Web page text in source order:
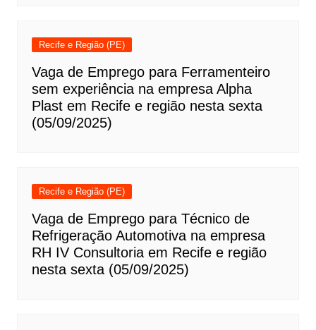
Recife e Região (PE)
Vaga de Emprego para Ferramenteiro
sem experiência na empresa Alpha
Plast em Recife e região nesta sexta
(05/09/2025)
Recife e Região (PE)
Vaga de Emprego para Técnico de
Refrigeração Automotiva na empresa
RH IV Consultoria em Recife e região
nesta sexta (05/09/2025)